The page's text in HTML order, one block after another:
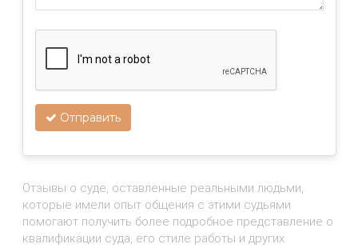
Отправить
Отзывы о суде, оставленные реальными людьми,
которые имели опыт общения с этими судьями
помогают получить более подробное представление о
квалификации суда, его стиле работы и других